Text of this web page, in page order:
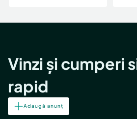
Vinzi și cumperi
rapid
Adaugă anunț